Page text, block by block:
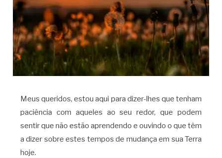
Meus queridos, estou aqui para dizer-lhes que tenham
paciência com aqueles ao seu redor, que podem
sentir que não estão aprendendo e ouvindo o que têm
a dizer sobre estes tempos de mudança em sua Terra
hoje.